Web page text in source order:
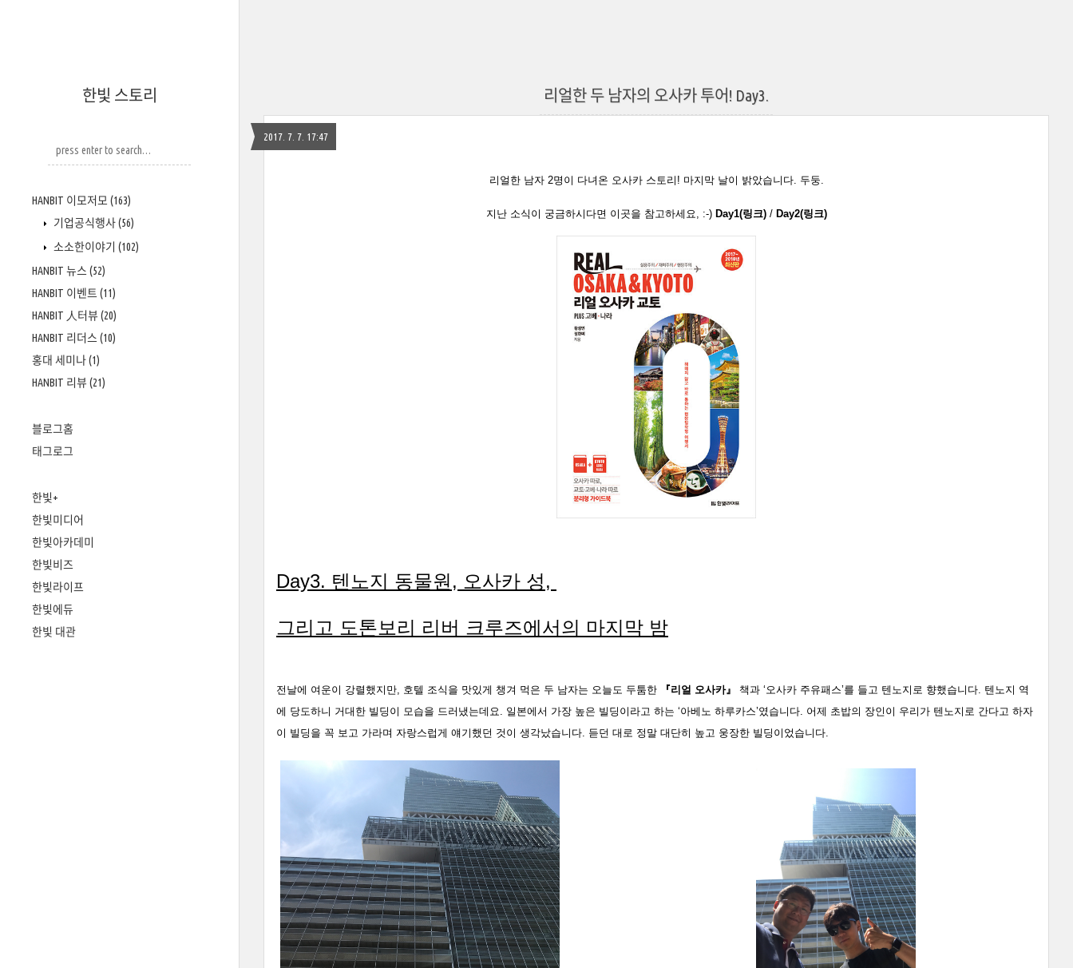
한빛 스토리
HANBIT 이모저모 (163)
기업공식행사(56)
소소한이야기 (102)
HANBIT 뉴스 (52)
HANBIT 이벤트 (11)
HANBIT 人터뷰 (20)
HANBIT 리더스 (10)
홍대 세미나(1)
HANBIT 리뷰 (21)
블로그홈
태그로그
한빛+
한빛미디어
한빛아카데미
한빛비즈
한빛라이프
한빛에듀
한빛 대관
리얼한 두 남자의 오사카 투어! Day3.
2017. 7. 7. 17:47
리얼한 남자 2명이 다녀온 오사카 스토리! 마지막 날이 밝았습니다. 두둥.
지난 소식이 궁금하시다면 이곳을 참고하세요, :-) Day1(링크)/ Day2(링크)
Day3. 텐노지 동물원, 오사카 성,
그리고 도톤보리 리버 크루즈에서의 마지막 밤
전날에 여운이 강렬했지만, 호텔 조식을 맛있게 챙겨 먹은 두 남자는 오늘도 두툼한 『리얼 오사카』 책과 ‘오사카 주유패스’를 들고 텐노지로 향했습니다. 텐노지 역
에 당도하니 거대한 빌딩이 모습을 드러냈는데요. 일본에서 가장 높은 빌딩이라고 하는 ‘아베노 하루카스’였습니다. 어제 초밥의 장인이 우리가 텐노지로 간다고 하자
이 빌딩을 꼭 보고 가라며 자랑스럽게 얘기했던 것이 생각났습니다. 듣던 대로 정말 대단히 높고 웅장한 빌딩이었습니다.